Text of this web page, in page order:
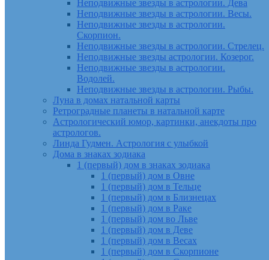
Неподвижные звезды в астрологии. Дева
Неподвижные звезды в астрологии. Весы.
Неподвижные звезды в астрологии.
Скорпион.
Неподвижные звезды в астрологии. Стрелец.
Неподвижные звезды астрологии. Козерог.
Неподвижные звезды в астрологии.
Водолей.
Неподвижные звезды в астрологии. Рыбы.
Луна в домах натальной карты
Ретроградные планеты в натальной карте
Астрологический юмор, картинки, анекдоты про
астрологов.
Линда Гудмен. Астрология с улыбкой
Дома в знаках зодиака
1 (первый) дом в знаках зодиака
1 (первый) дом в Овне
1 (первый) дом в Тельце
1 (первый) дом в Близнецах
1 (первый) дом в Раке
1 (первый) дом во Льве
1 (первый) дом в Деве
1 (первый) дом в Весах
1 (первый) дом в Скорпионе